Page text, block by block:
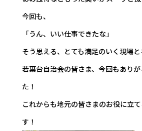
今回も、
「うん、いい仕事できたな」
そう思える、とても満足のいく現場と
若葉台自治会の皆さま、今回もあり
た！
これからも地元の皆さまのお役に立
す！